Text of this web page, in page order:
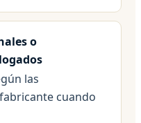
o
las
cuando